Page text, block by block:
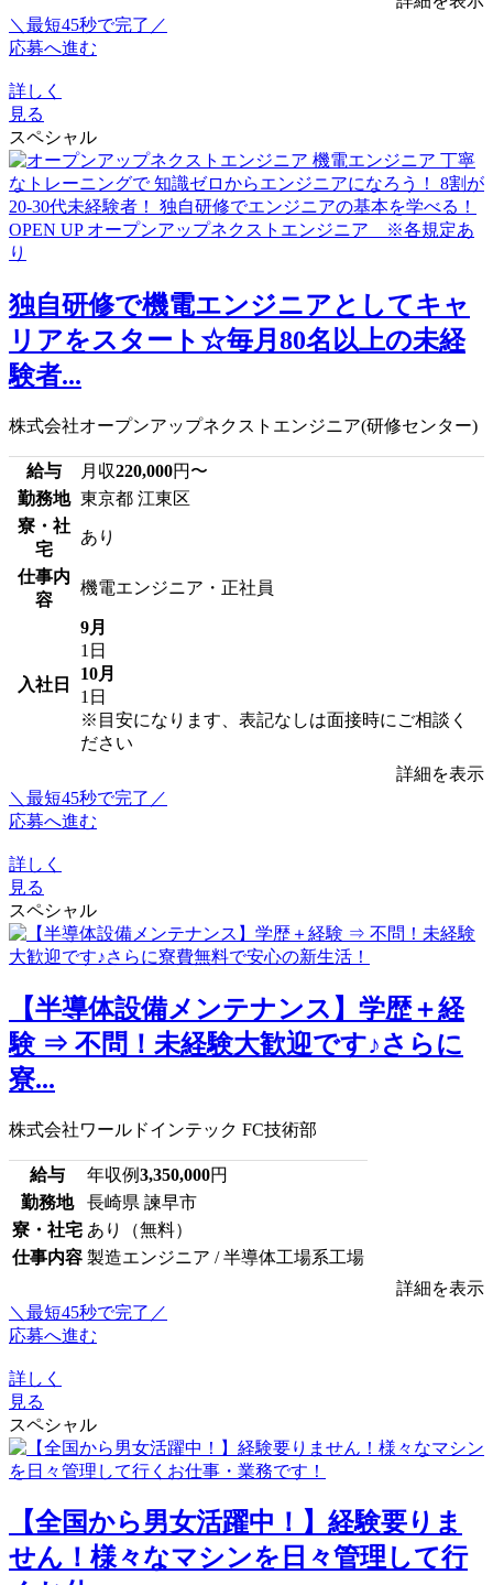
＼最短45秒で完了／
応募へ進む
詳しく
見る
スペシャル
独自研修で機電エンジニアとしてキャ
リアをスタート☆毎月80名以上の未経
験者...
株式会社オープンアップネクストエンジニア(研修センター)
給与 月収220,000円〜
勤務地 東京都 江東区
寮・社
宅
あり
仕事内
容
機電エンジニア・正社員
入社日
9月
1日
10月
1日
※目安になります、表記なしは面接時にご相談く
ださい
詳細を表示
＼最短45秒で完了／
応募へ進む
詳しく
見る
スペシャル
【半導体設備メンテナンス】学歴＋経
験 ⇒ 不問！未経験大歓迎です♪さらに
寮...
株式会社ワールドインテック FC技術部
給与 年収例3,350,000円
勤務地
長崎県 諫早市
寮・社宅 あり（無料）
仕事内容 製造エンジニア / 半導体工場系工場
詳細を表示
＼最短45秒で完了／
応募へ進む
詳しく
見る
スペシャル
【全国から男女活躍中！】経験要りま
せん！様々なマシンを日々管理して行